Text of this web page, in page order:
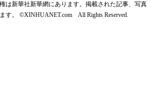
は新華社新華網にあります。掲載された記事、写真
す。 ©XINHUANET.com All Rights Reserved.